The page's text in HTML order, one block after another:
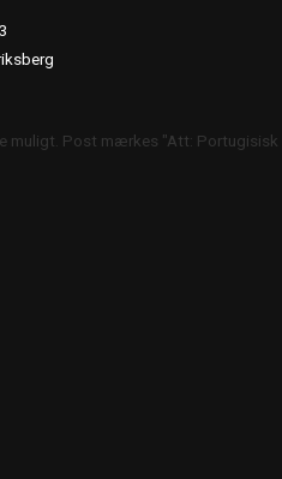
muligt. Post mærkes "Att: